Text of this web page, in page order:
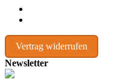
Vertrag widerrufen
Newsletter